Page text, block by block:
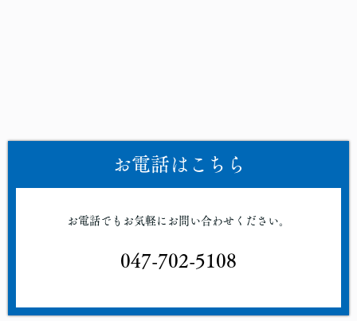
お電話はこちら
お電話でもお気軽にお問い合わせください。
047-702-5108